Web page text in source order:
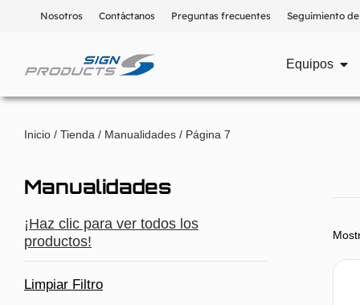
Nosotros Contáctanos Preguntas frecuentes Seguimiento
Equipos
Inicio / Tienda / Manualidades / Página 7
Manualidades
¡Haz clic para ver todos los
productos!
Limpiar Filtro